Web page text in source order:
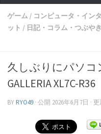
ホーム
このサイトについて
運営者情報
ゲーム / コンピュータ・イン
ット / 日記・コラム・つぶやき
久しぶりにパソコ
GALLERIA XL7C-R36
BYRYO49 · 公開 2026年6月7日 ·